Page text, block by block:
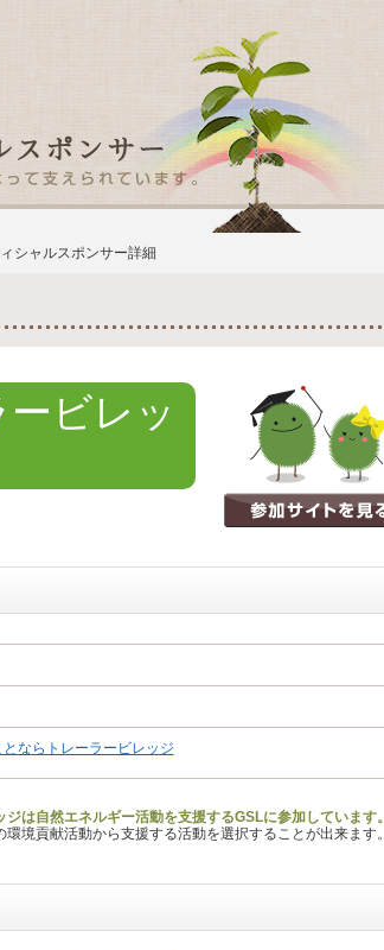
シャルスポンサー詳細
ビレッ
ならトレーラービレッジ
は自然エネルギー活動を支援するGSLに参加しています。
境貢献活動から支援する活動を選択することが出来ます。